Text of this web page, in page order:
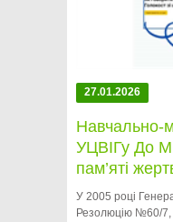
27.01.2026
Навчально-
УЦВІГу До
пам’яті
У 2005 році
Резолюцію №60/7,